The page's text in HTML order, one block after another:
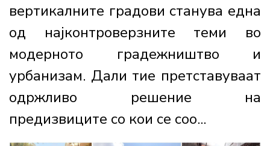
вертикалните градови станува една
од најконтроверзните теми во
модерното градежништво и
урбанизам. Дали тие претставуваат
одржливо решение на
предизвиците со кои се соо...